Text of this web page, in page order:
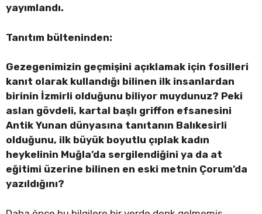
yayımlandı.
Tanıtım bülteninden:
Gezegenimizin geçmişini açıklamak için fosilleri
kanıt olarak kullandığı bilinen ilk insanlardan
birinin İzmirli olduğunu biliyor muydunuz? Peki
aslan gövdeli, kartal başlı griffon efsanesini
Antik Yunan dünyasına tanıtanın Balıkesirli
olduğunu, ilk büyük boyutlu çıplak kadın
heykelinin Muğla’da sergilendiğini ya da at
eğitimi üzerine bilinen en eski metnin Çorum’da
yazıldığını?